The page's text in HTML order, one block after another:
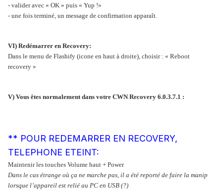
- valider avec « OK » puis « Yup !»
- une fois terminé, un message de confirmation apparaît.
VI) Redémarrer en Recovery:
Dans le menu de Flashify (icone en haut à droite), choisir : « Reboot
recovery »
V) Vous êtes normalement dans votre CWN Recovery 6.0.3.7.1 :
** POUR REDEMARRER EN RECOVERY,
TELEPHONE ETEINT:
Maintenir les touches Volume haut + Power
Dans le cas étrange où ça ne marche pas, il a été reporté de faire la manip
lorsque l’appareil est relié au PC en USB (?)